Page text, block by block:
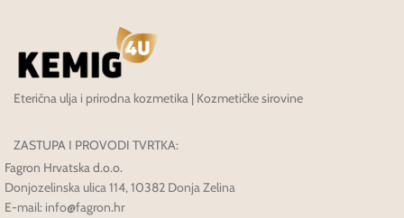
Eterična ulja i prirodna kozmetika | Kozmetičke sirovine
ZASTUPA I PROVODI TVRTKA:
Fagron Hrvatska d.o.o.
Donjozelinska ulica 114, 10382 Donja Zelina
E-mail: info@fagron.hr